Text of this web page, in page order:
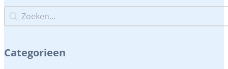
Zoeken...
Zoeken...
Categorieen